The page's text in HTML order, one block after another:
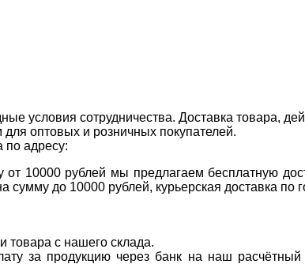
условия сотрудничества. Доставка товара,
оптовых и розничных покупателей.
по адресу:
10000 рублей мы предлагаем бесплатную
сумму до 10000 рублей, курьерская доставка
товара с нашего склада.
за продукцию через банк на наш